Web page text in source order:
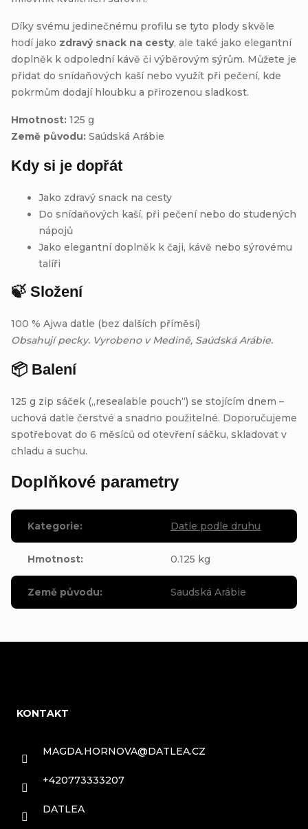
Díky svému jedinečnému profilu se tyto plody skvěle
hodí jako zdravý snack na cesty, ale také jako elegantní
doplněk k odpolední kávě či výběrovým sýrům. Můžete je
přidat do snídaňových kaší nebo využít při pečení, kde
pokrmům dodají hloubku a přirozenou sladkost.
Hmotnost: 125 g
Země původu: Saúdská Arábie
Kdy si je dopřát
Jako zdravý snack na cesty
Do snídaňových kaší, při pečení nebo do studených
nápojů
Jako elegantní doplněk k čaji, kávě nebo sýrovému
talíři
🍃 Složení
100 % Ajwa datle (bez dalších příměsí)
Obsahují pecky. Vyrobeno v Medině, Saúdská Arábie.
📦 Balení
125 g zip sáček („resealable pouch“) se stojícím dnem –
uchová datle čerstvé a snadno použitelné. Doporučujeme
spotřebovat do 6 měsíců od otevření sáčku, skladovat v
chladu a suchu.
Doplňkové parametry
Kategorie: Datle podle druhu
Hmotnost: 0.125 kg
Země původu: Saudská Arábie
KONTAKT
MAGDA.HORNOVA@DATLEA.CZ
+420773333207
DATLEA